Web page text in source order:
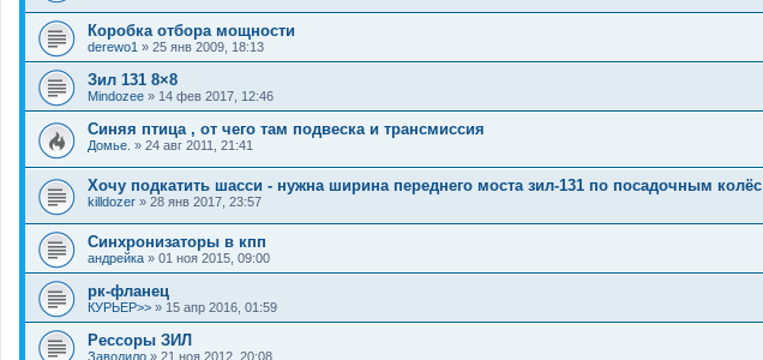
Коробка отбора мощности
derewo1 » 25 янв 2009, 18:13
Зил 131 8×8
Mindozee » 14 фев 2017, 12:46
Синяя птица , от чего там подвеска и трансмиссия
Домье. » 24 авг 2011, 21:41
Хочу подкатить шасси - нужна ширина переднего моста зил-131 по посадочным колёс
killdozer » 28 янв 2017, 23:57
Синхронизаторы в кпп
андрейка » 01 ноя 2015, 09:00
рк-фланец
КУРЬЕР>> » 15 апр 2016, 01:59
Рессоры ЗИЛ
Заводило » 21 ноя 2012, 20:08